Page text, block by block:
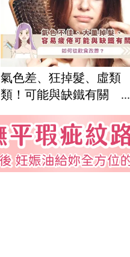
氣色差、狂掉髮、虛類
類！可能與缺鐵有關 ...